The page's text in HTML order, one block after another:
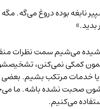
نابغه بوده دروغ می‌گه.
و کشیده می‌شیم سمت نظرات
بهمون کمکی نمی‌کنن،
خدمات مرتکب بشیم. بعضی
صحبت نشده باشه. ما
می‌کنیم.